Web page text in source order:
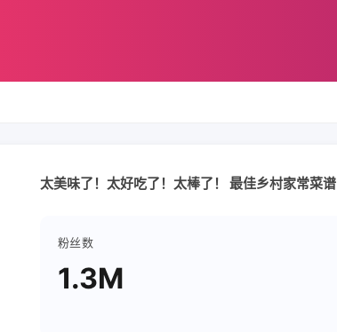
太美味了！太好吃了！太棒了！ 最佳乡村家常菜谱
粉丝数
1.3M